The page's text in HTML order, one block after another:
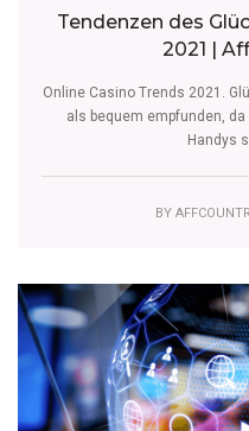
Tendenzen des
2021 |
Online Casino Trends 2021.
als bequem empfunden,
Handys
BY